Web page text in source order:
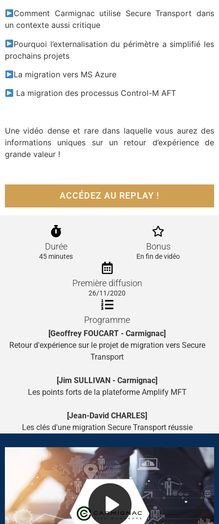
Comment Carmignac utilise Secure Transport dans
un contexte aussi critique
Pourquoi l’externalisation du périmètre a simplifié les
prochains projets
La migration vers MS Azure
La migration des processus Control-M AFT
Une vidéo dense et rare dans laquelle vous aurez des
informations uniques sur un retour d’expérience de
grande valeur !
ACCÉDEZ AU REPLAY !
Durée
45 minutes
Bonus
En fin de vidéo
Première diffusion
26/11/2020
Programme
[Geoffrey FOUCART - Carmignac]
Retour d'expérience sur le projet de migration vers Secure
Transport
[Jim SULLIVAN - Carmignac]
Les points forts de la plateforme Amplify MFT
[Jean-David CHARLES]
Les clés d'une migration Secure Transport réussie